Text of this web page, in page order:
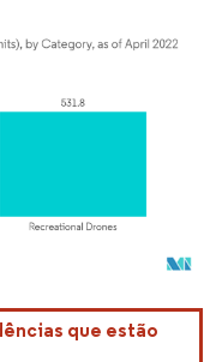
conforme CC BY 4.0.
que estão